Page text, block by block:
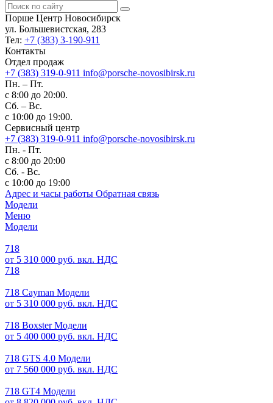
Порше Центр Новосибирск
ул. Большевистская, 283
Тел: +7 (383) 3-190-911
Контакты
Отдел продаж
+7 (383) 319-0-911 info@porsche-novosibirsk.ru
Пн. – Пт.
с 8:00 до 20:00.
Сб. – Вс.
с 10:00 до 19:00.
Сервисный центр
+7 (383) 319-0-911 info@porsche-novosibirsk.ru
Пн. - Пт.
с 8:00 до 20:00
Сб. - Вс.
с 10:00 до 19:00
Адрес и часы работы Обратная связь
Модели
Меню
Модели
718
от 5 310 000 руб. вкл. НДС
718
718 Cayman Модели
от 5 310 000 руб. вкл. НДС
718 Boxster Модели
от 5 400 000 руб. вкл. НДС
718 GTS 4.0 Модели
от 7 560 000 руб. вкл. НДС
718 GT4 Модели